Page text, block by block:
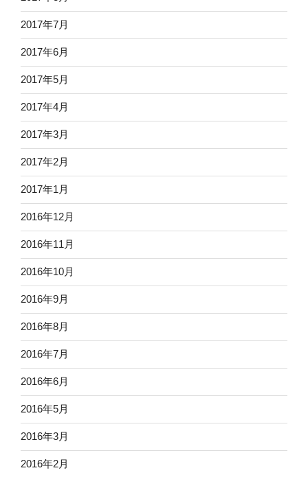
2017年7月
2017年6月
2017年5月
2017年4月
2017年3月
2017年2月
2017年1月
2016年12月
2016年11月
2016年10月
2016年9月
2016年8月
2016年7月
2016年6月
2016年5月
2016年3月
2016年2月